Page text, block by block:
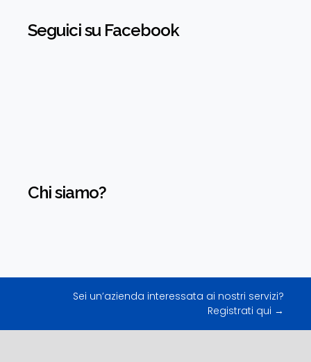
Seguici su Facebook
Chi siamo?
Sei un’azienda interessata ai nostri servizi?
Registrati qui →